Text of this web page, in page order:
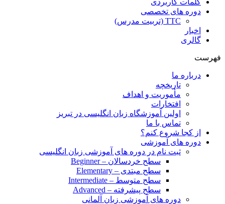
کلمات کاربردی
دوره های تخصصی
TTC (تربیت مدرس)
اخبار
گالری
فهرست
درباره ما
تاریخچه
مأموریت و اهداف
افتخارات
اولین آموزشگاه زبان انگلیسی در تبریز
تماس با ما
از کجا شروع کنم؟
دوره های آموزشی
ثبت نام در دوره های آموزشی زبان انگلیسی
سطح خردسالان – Beginner
سطح مبتدی – Elementary
سطح متوسط – Intermediate
سطح پیشرفته – Advanced
دوره های آموزشی زبان آلمانی